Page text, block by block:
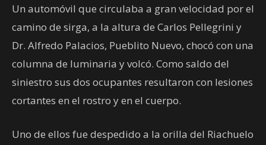
Un automóvil que circulaba a gran velocidad por el
camino de sirga, a la altura de Carlos Pellegrini y
Dr. Alfredo Palacios, Pueblito Nuevo, chocó con una
columna de luminaria y volcó. Como saldo del
siniestro sus dos ocupantes resultaron con lesiones
cortantes en el rostro y en el cuerpo.
Uno de ellos fue despedido a la orilla del Riachuelo